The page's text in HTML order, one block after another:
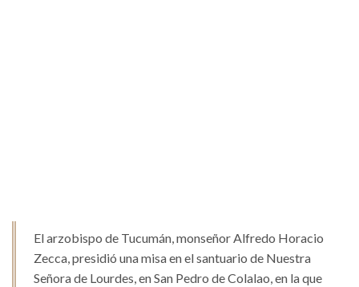
El arzobispo de Tucumán, monseñor Alfredo Horacio
Zecca, presidió una misa en el santuario de Nuestra
Señora de Lourdes, en San Pedro de Colalao, en la que